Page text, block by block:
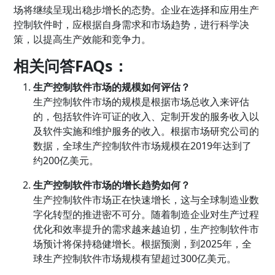
场将继续呈现出稳步增长的态势。企业在选择和应用生产
控制软件时，应根据自身需求和市场趋势，进行科学决
策，以提高生产效能和竞争力。
相关问答FAQs：
生产控制软件市场的规模如何评估？
生产控制软件市场的规模是根据市场总收入来评估
的，包括软件许可证的收入、定制开发的服务收入以
及软件实施和维护服务的收入。根据市场研究公司的
数据，全球生产控制软件市场规模在2019年达到了
约200亿美元。
生产控制软件市场的增长趋势如何？
生产控制软件市场正在快速增长，这与全球制造业数
字化转型的推进密不可分。随着制造企业对生产过程
优化和效率提升的需求越来越迫切，生产控制软件市
场预计将保持稳健增长。根据预测，到2025年，全
球生产控制软件市场规模有望超过300亿美元。